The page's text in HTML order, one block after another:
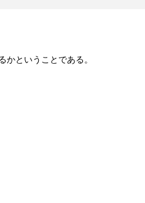
ということである。